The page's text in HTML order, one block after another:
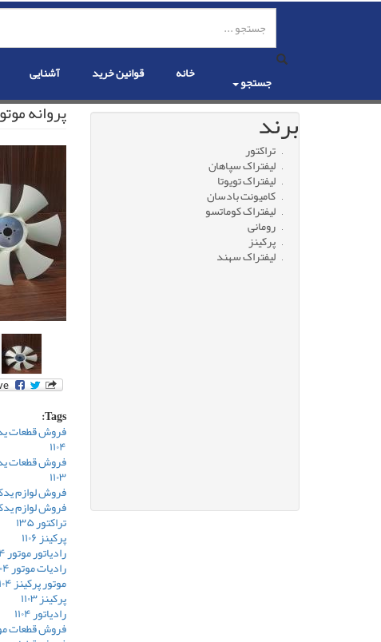
رفتن
جستجو خانه قوانین خرید آشنایی
پروانه
Tags:
فروش قطعات
۱۱۰۴
فروش قطعات
۱۱۰۳
فروش لوازم یدکی
فروش لوازم یدکی
تراکتور ۱۳۵
پرکینز ۱۱۰۶
رادیاتور موتور ۱۱۰۴
رادیات موتور ۱۱۰۴
موتور پرکینز ۱۱۰۴
پرکینز ۱۱۰۳
رادیاتور ۱۱۰۴
فروش قطعات
برند
تراکتور
لیفتراک سپاهان
لیفتراک تویوتا
کامیونت بادسان
لیفتراک کوماتسو
رومانی
پرکینز
لیفتراک سهند